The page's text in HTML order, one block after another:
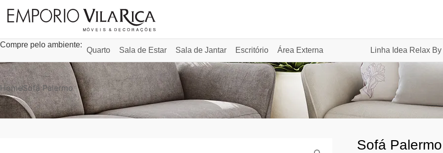
Compre pelo ambiente:
Quarto Sala de Estar Sala de Jantar Escritório Área Externa Linha Idea Relax
HomeSofá Palermo
Sofá Palermo